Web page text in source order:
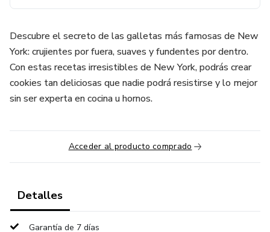
Descubre el secreto de las galletas más famosas de New
York: crujientes por fuera, suaves y fundentes por dentro.
Con estas recetas irresistibles de New York, podrás crear
cookies tan deliciosas que nadie podrá resistirse y lo mejor
sin ser experta en cocina u hornos.
Acceder al producto comprado
Detalles
Garantía de 7 días